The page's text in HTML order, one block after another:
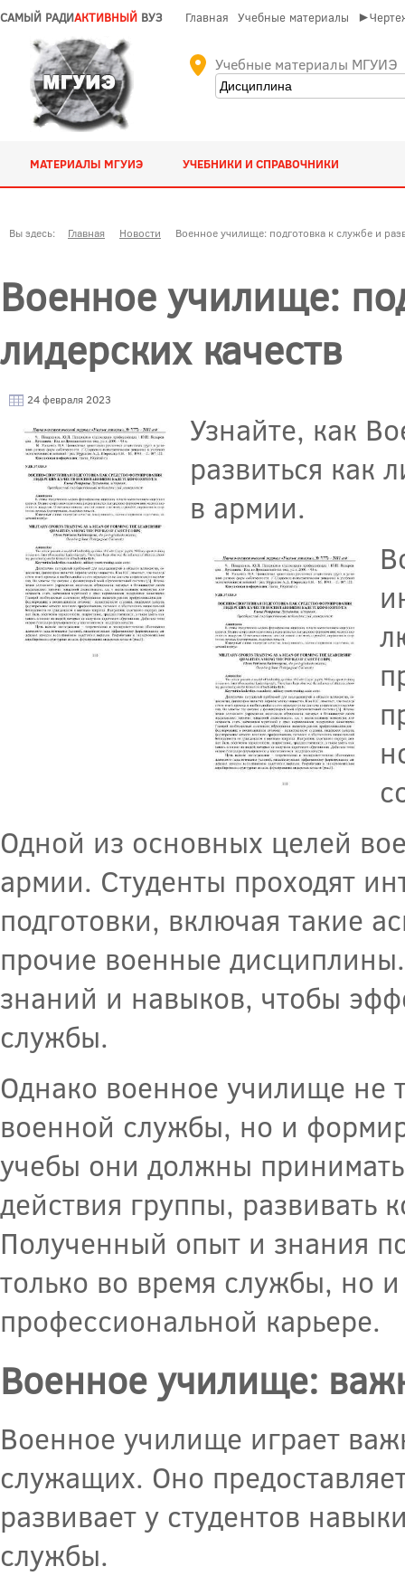
САМЫЙ РАДИАКТИВНЫЙ ВУЗ Главная Учебные материалы
Учебные материалы МГУИЭ
МАТЕРИАЛЫ МГУИЭ УЧЕБНИКИ И СПРАВОЧНИКИ
Вы здесь: Главная Новости Военное училище: подготовка к службе и
Военное училище:
лидерских качеств
24 февраля 2023
Узнайте, как
развиться как
в армии.
Одной из основных целей
армии. Студенты проходят
подготовки, включая такие
прочие военные
знаний и навыков, чтобы
службы.
Однако военное училище не
военной службы, но и
учебы они должны
действия группы,
Полученный опыт и знания
только во время службы, но
профессиональной карьере.
Военное училище:
Военное училище играет
служащих. Оно
развивает у студентов
службы.